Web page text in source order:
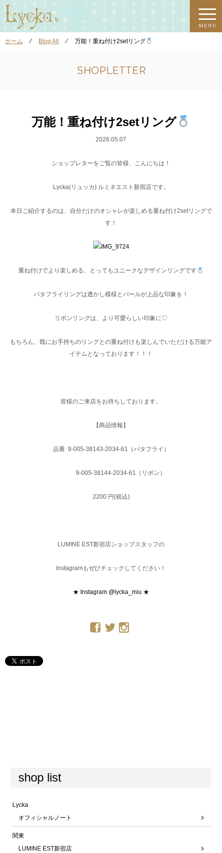
MENU
ホーム ⁄ Blog All ⁄ 万能！重ね付け2setリング
SHOPLETTER
万能！重ね付け2setリング
2026.05.07
ショップレターをご覧の皆様、こんにちは！
Lycka(リュッカ) ルミネエスト新宿店です。
本日ご紹介するのは、自分だけのオシャレが楽しめる重ね付け2setリングで
す！
重ね付けでより楽しめる、とってもユニークなデザインリングです
バタフライリングは透かし模様とパールが上品な印象を！
リボンリングは、より可愛らしい印象に♡
もちろん、既にお手持ちのリングとの重ね付けも楽しんでいただける万能ア
イテムとなっております！！！
皆様のご来店をお待ちしております。
【商品情報】
品番 9-005-38143-2034-61（バタフライ）
9-005-38144-2034-61（リボン）
2200 円(税込)
LUMINE EST新宿店ショップスタッフの
Instagramもぜひチェックしてください！
★ Instagram @lycka_miu ★
shop list
Lycka
オフィシャルノート
関東
LUMINE EST新宿店